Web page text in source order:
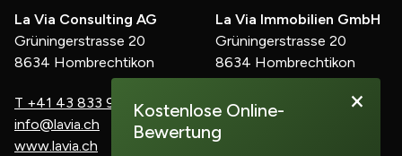
×
Kostenlose Online-
Bewertung
La Via Consulting AG
Grüningerstrasse 20
8634 Hombrechtikon
T +41 43 833 91 60
info@lavia.ch
www.lavia.ch
La Via Immobilien GmbH
Grüningerstrasse 20
8634 Hombrechtikon
M+41 78 899 90 20
www.lavia.ch